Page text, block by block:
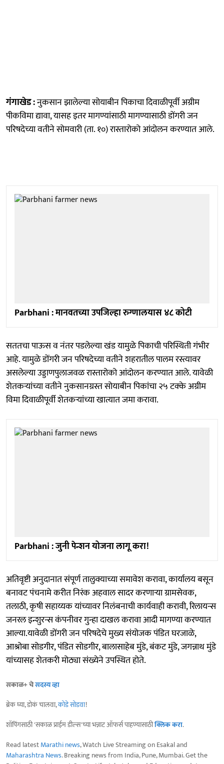
गंगाखेड :नुकसान झालेल्या सोयाबीन पिकाचा दिवाळीपूर्वी अग्रीम
पीकविमा द्यावा, यासह इतर मागण्यांसाठी मागण्यासाठी डोंगरी जन
परिषदेच्या वतीने सोमवारी (ता. १०) रास्तारोको आंदोलन करण्यात आले.
Parbhani : मानवतच्या उपजिल्हा रुग्णालयास ४८ कोटी
सततचा पाऊस व नंतर पडलेल्या खंड यामुळे पिकाची परिस्थिती गंभीर
आहे. यामुळे डोंगरी जन परिषदेच्या वतीने शहरातील पालम रस्त्यावर
असलेल्या उड्डाणपुलाजवळ रास्तारोको आंदोलन करण्यात आले. यावेळी
शेतकऱ्यांच्या वतीने नुकसानग्रस्त सोयाबीन पिकांचा २५ टक्के अग्रीम
विमा दिवाळीपूर्वी शेतकऱ्यांच्या खात्यात जमा करावा.
Parbhani : जुनी पेन्शन योजना लागू करा!
अतिवृष्टी अनुदानात संपूर्ण तालुक्याच्या समावेश करावा, कार्यालय बसून
बनावट पंचनामे करीत निरंक अहवाल सादर करणाऱ्या ग्रामसेवक,
तलाठी, कृषी सहाय्यक यांच्यावर निलंबनाची कार्यवाही करावी, रिलायन्स
जनरल इन्शुरन्स कंपनीवर गुन्हा दाखल करावा आदी मागण्या करण्यात
आल्या.यावेळी डोंगरी जन परिषदेचे मुख्य संयोजक पंडित घरजाळे,
आश्रोबा सोडगीर, पंडित सोडगीर, बालासाहेब मुंडे, बंकट मुंडे, जगन्नाथ मुंडे
यांच्यासह शेतकरी मोठ्या संख्येने उपस्थित होते.
सकाळ+ चेसदस्य व्हा
ब्रेक घ्या, डोकं चालवा,कोडे सोडवा!
शॉपिंगसाठी 'सकाळ प्राईम डील्स'च्या भन्नाट ऑफर्स पाहण्यासाठीक्लिक करा.
Read latestMarathi news, Watch Live Streaming on Esakal and
Maharashtra News. Breaking news from India, Pune, Mumbai. Get the